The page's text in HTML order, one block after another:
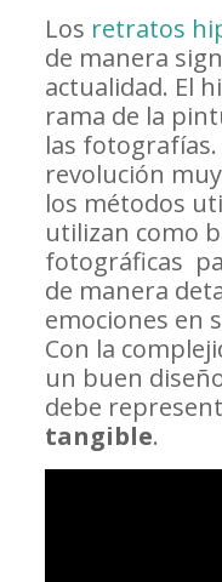
Los retratos
de manera
actualidad. El
rama de la
las
revolución
los métodos
utilizan como
fotográficas
de manera
emociones en
Con la
un buen
debe
tangible.